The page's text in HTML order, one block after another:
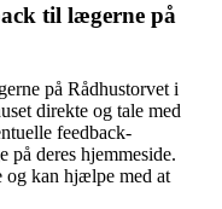
til lægerne på
på Rådhustorvet i
direkte og tale med
feedback-
deres hjemmeside.
kan hjælpe med at